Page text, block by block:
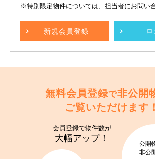
※特別限定物件については、担当者にお問い
新規会員登録 ロ
無料会員登録で非公開
ご覧いただけます！
会員登録で物件数が
大幅アップ！
公開
非公